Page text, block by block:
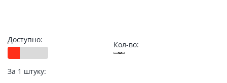
Доступно:
Кол-во:
За 1 штуку: